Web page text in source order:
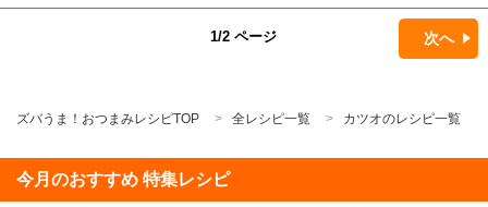
1/2 ページ 次へ
ズバうま！おつまみレシピTOP 全レシピ一覧 カツオのレシピ一覧
今月のおすすめ 特集レシピ